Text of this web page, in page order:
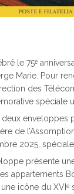
le 75ᵉ
Marie. Pour
des
spéciale
enveloppes
de
2025,
présente
appartements
une icône du XVIᵉ